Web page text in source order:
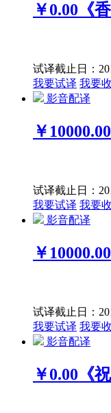
￥0.00 《
试译截止日：
我要试译 我要
影音配译
￥10000.00
试译截止日：
我要试译 我要
影音配译
￥10000.00
试译截止日：
我要试译 我要
影音配译
￥0.00 《